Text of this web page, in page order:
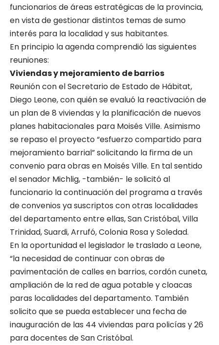
funcionarios de áreas estratégicas de la provincia,
en vista de gestionar distintos temas de sumo
interés para la localidad y sus habitantes.
En principio la agenda comprendió las siguientes
reuniones:
Viviendas y mejoramiento de barrios
Reunión con el Secretario de Estado de Hábitat,
Diego Leone, con quién se evaluó la reactivación de
un plan de 8 viviendas y la planificación de nuevos
planes habitacionales para Moisés Ville. Asimismo
se repaso el proyecto “esfuerzo compartido para
mejoramiento barrial” solicitando la firma de un
convenio para obras en Moisés Ville. En tal sentido
el senador Michlig, -también- le solicitó al
funcionario la continuación del programa a través
de convenios ya suscriptos con otras localidades
del departamento entre ellas, San Cristóbal, Villa
Trinidad, Suardi, Arrufó, Colonia Rosa y Soledad.
En la oportunidad el legislador le traslado a Leone,
“la necesidad de continuar con obras de
pavimentación de calles en barrios, cordón cuneta,
ampliación de la red de agua potable y cloacas
paras localidades del departamento. También
solicito que se pueda establecer una fecha de
inauguración de las 44 viviendas para policías y 26
para docentes de San Cristóbal.